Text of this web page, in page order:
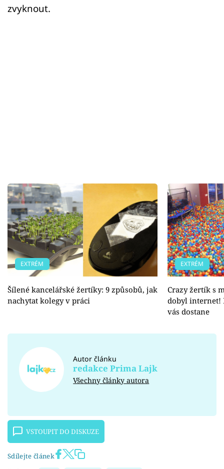
zvyknout.
EXTRÉM
Šílené kancelářské žertíky: 9 způsobů, jak
nachytat kolegy v práci
EXTRÉM
Crazy žertík s
dobyl internet!
vás dostane
Autor článku
redakce Prima Lajk
Všechny články autora
VSTOUPIT DO DISKUZE
Sdílejte článek